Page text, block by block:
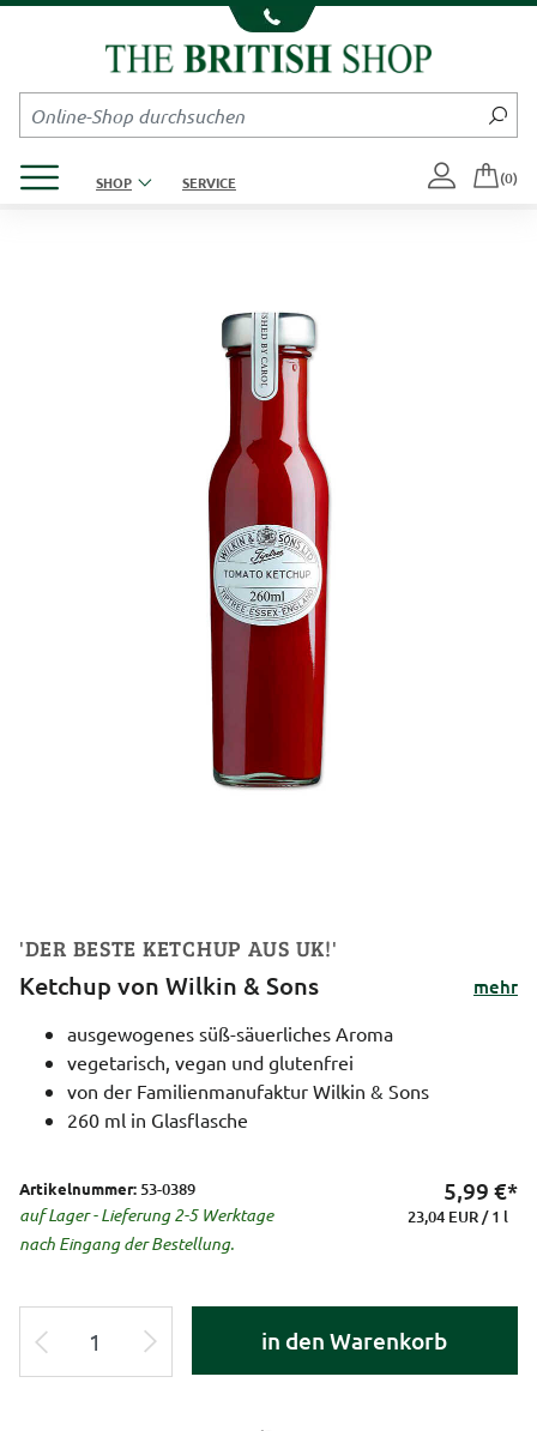
Kompletten Head der Seite überspringen
SHOP SERVICE (0)
'DER BESTE KETCHUP AUS UK!'
Ketchup von Wilkin & Sons
mehr
ausgewogenes süß-säuerliches Aroma
vegetarisch, vegan und glutenfrei
von der Familienmanufaktur Wilkin & Sons
260 ml in Glasflasche
Artikelnummer: 53-0389
auf Lager - Lieferung 2-5 Werktage
nach Eingang der Bestellung.
5,99 €*
23,04 EUR / 1 l
in den Warenkorb